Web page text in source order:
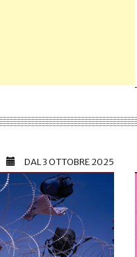
DAL3 OTTOBRE 2025